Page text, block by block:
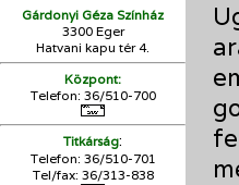
Gárdonyi Géza Színház
3300 Eger
Hatvani kapu tér 4.
Központ:
Telefon: 36/510-700
Titkárság:
Telefon: 36/510-701
Tel/fax: 36/313-838